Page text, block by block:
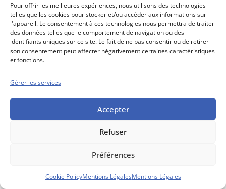
Pour offrir les meilleures expériences, nous utilisons des technologies
telles que les cookies pour stocker et/ou accéder aux informations sur
l'appareil. Le consentement à ces technologies nous permettra de traiter
des données telles que le comportement de navigation ou des
identifiants uniques sur ce site. Le fait de ne pas consentir ou de retirer
son consentement peut affecter négativement certaines caractéristiques
et fonctions.
Gérer les services
Accepter
Refuser
Préférences
Cookie PolicyMentions LégalesMentions Légales
Conseils boursiers depuis 1952
Propos Utiles est
Conditions générales de vente